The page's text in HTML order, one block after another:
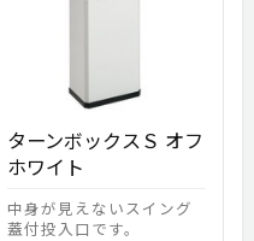
ターンボックスＳ オフ
ホワイト
中身が見えないスイング
蓋付投入口です。